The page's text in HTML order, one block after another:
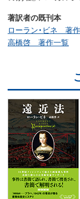
著訳者の既刊本
ローラン・ビネ 著
高橋啓 著作一覧